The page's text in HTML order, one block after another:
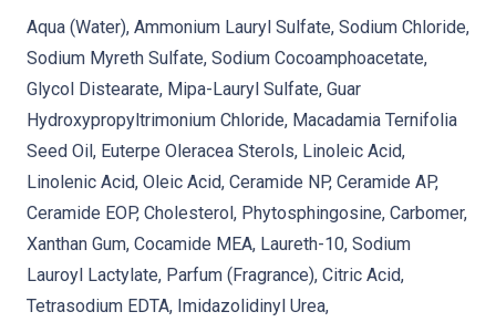
Aqua (Water), Ammonium Lauryl Sulfate, Sodium Chloride,
Sodium Myreth Sulfate, Sodium Cocoamphoacetate,
Glycol Distearate, Mipa-Lauryl Sulfate, Guar
Hydroxypropyltrimonium Chloride, Macadamia Ternifolia
Seed Oil, Euterpe Oleracea Sterols, Linoleic Acid,
Linolenic Acid, Oleic Acid, Ceramide NP, Ceramide AP,
Ceramide EOP, Cholesterol, Phytosphingosine, Carbomer,
Xanthan Gum, Cocamide MEA, Laureth-10, Sodium
Lauroyl Lactylate, Parfum (Fragrance), Citric Acid,
Tetrasodium EDTA, Imidazolidinyl Urea,